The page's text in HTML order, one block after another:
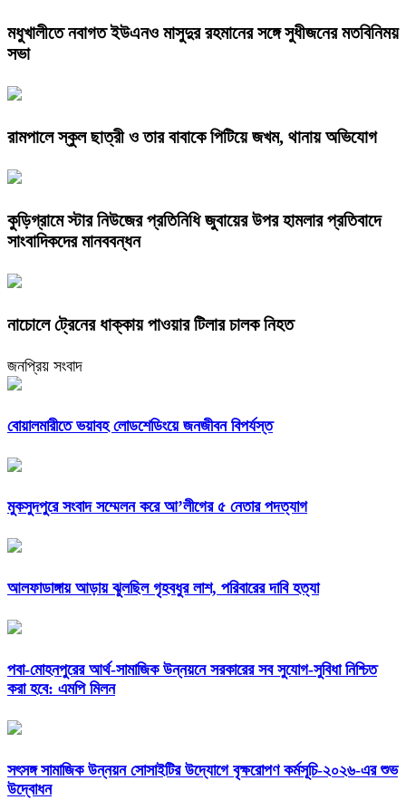
মধুখালীতে নবাগত ইউএনও মাসুদুর রহমানের সঙ্গে সুধীজনের মতবিনিময়
সভা
রামপালে স্কুল ছাত্রী ও তার বাবাকে পিটিয়ে জখম, থানায় অভিযোগ
কুড়িগ্রামে স্টার নিউজের প্রতিনিধি জুবায়ের উপর হামলার প্রতিবাদে
সাংবাদিকদের মানববন্ধন
নাচোলে ট্রেনের ধাক্কায় পাওয়ার টিলার চালক নিহত
জনপ্রিয় সংবাদ
বোয়ালমারীতে ভয়াবহ লোডশেডিংয়ে জনজীবন বিপর্যস্ত
মুকসুদপুরে সংবাদ সম্মেলন করে আ’লীগের ৫ নেতার পদত্যাগ
আলফাডাঙ্গায় আড়ায় ঝুলছিল গৃহবধুর লাশ, পরিবারের দাবি হত্যা
পবা-মোহনপুরের আর্থ-সামাজিক উন্নয়নে সরকারের সব সুযোগ-সুবিধা নিশ্চিত
করা হবে: এমপি মিলন
সৎসঙ্গ সামাজিক উন্নয়ন সোসাইটির উদ্যোগে বৃক্ষরোপণ কর্মসূচি-২০২৬-এর শুভ
উদ্বোধন